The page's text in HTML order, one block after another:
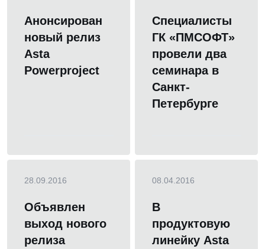
Анонсирован
новый релиз
Asta
Powerproject
Специалисты
ГК «ПМСОФТ»
провели два
семинара в
Санкт-
Петербурге
28.09.2016
Объявлен
выход нового
релиза
08.04.2016
В
продуктовую
линейку Asta